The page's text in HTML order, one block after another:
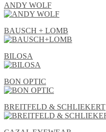
ANDY WOLF
BAUSCH + LOMB
BILOSA
BON OPTIC
BREITFELD & SCHLIEKERT